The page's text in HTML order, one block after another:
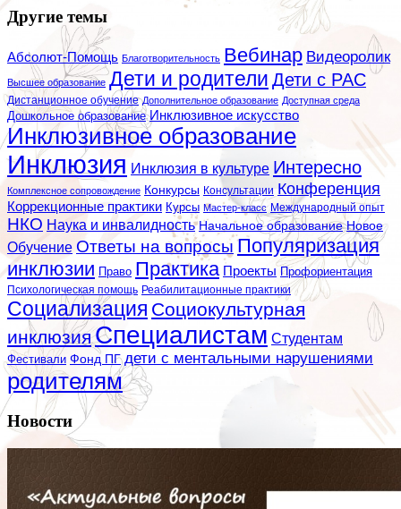
Другие темы
Абсолют-Помощь Благотворительность Вебинар Видеоролик
Высшее образование Дети и родители Дети с РАС
Дистанционное обучение Дополнительное образование Доступная среда
Дошкольное образование Инклюзивное искусство
Инклюзивное образование
Инклюзия Инклюзия в культуре Интересно
Комплексное сопровождение Конкурсы Консультации Конференция
Коррекционные практики Курсы Мастер-класс Международный опыт
НКО Наука и инвалидность Начальное образование Новое
Обучение Ответы на вопросы Популяризация
инклюзии Право Практика Проекты Профориентация
Психологическая помощь Реабилитационные практики
Социализация Социокультурная
инклюзия Специалистам Студентам
Фестивали Фонд ПГ дети с ментальными нарушениями
родителям
Новости